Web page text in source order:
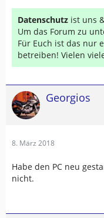
Datenschutz ist uns
Um das Forum zu
Für Euch ist das nur
betreiben! Vielen
Georgios
8. März 2018
Habe den PC neu
nicht.